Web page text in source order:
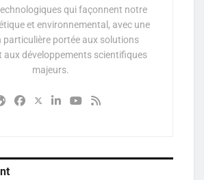
qui façonnent notre
et environnemental, avec une
particulière portée aux solutions
aux développements scientifiques
majeurs.